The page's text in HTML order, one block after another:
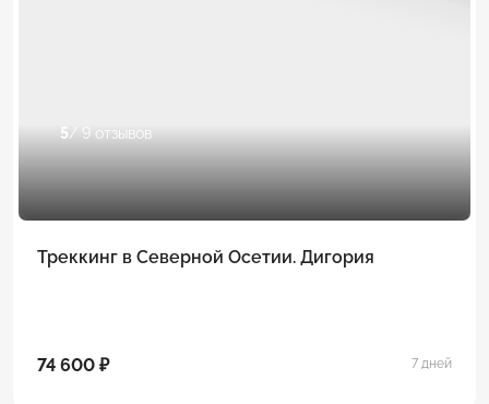
5/ 9 отзывов
Треккинг в Северной Осетии. Дигория
74 600 ₽ 7 дней